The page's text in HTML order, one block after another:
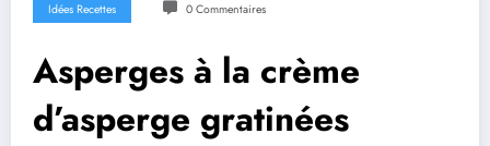
Idées Recettes 0 Commentaires
Asperges à la crème
d’asperge gratinées